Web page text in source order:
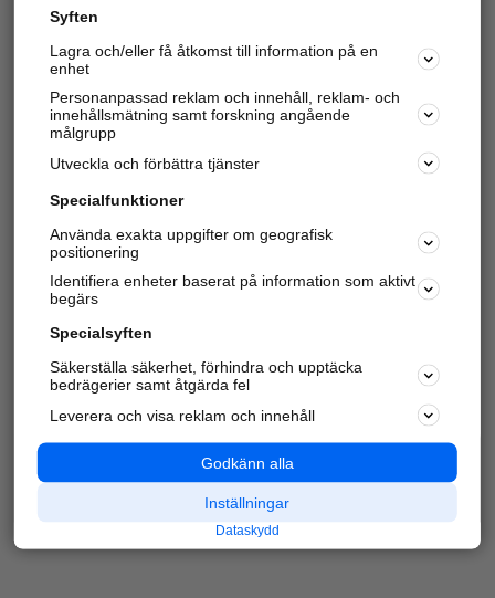
Har du redan verifierat ditt företag? Logga in
Varje vecka besöker du och4 miljoner
andra
härliga användare oss för att hitta rätt lokal
information om företag, privatpersoner och
platser.
Syften
Lagra och/eller få åtkomst till information på en
enhet
Personanpassad reklam och innehåll, reklam- och
innehållsmätning samt forskning angående
målgrupp
Utveckla och förbättra tjänster
Specialfunktioner
Använda exakta uppgifter om geografisk
positionering
Identifiera enheter baserat på information som aktivt
begärs
Specialsyften
Säkerställa säkerhet, förhindra och upptäcka
bedrägerier samt åtgärda fel
Leverera och visa reklam och innehåll
Godkänn alla
Inställningar
Dataskydd